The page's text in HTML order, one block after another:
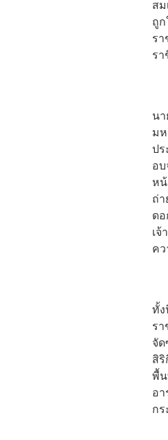
ส
ถู
รา
ร
นา
ม
ปร
อ
หน้
ถ่
ด
เ
ค
ทั้ง
รา
จั
สิ
พื้น
อ
ก